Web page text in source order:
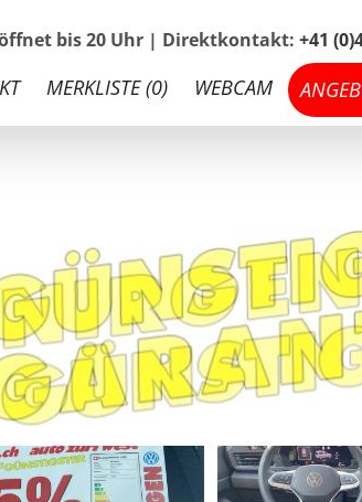
bis 20 Uhr | Direktkontakt: +41
MERKLISTE (0) WEBCAM